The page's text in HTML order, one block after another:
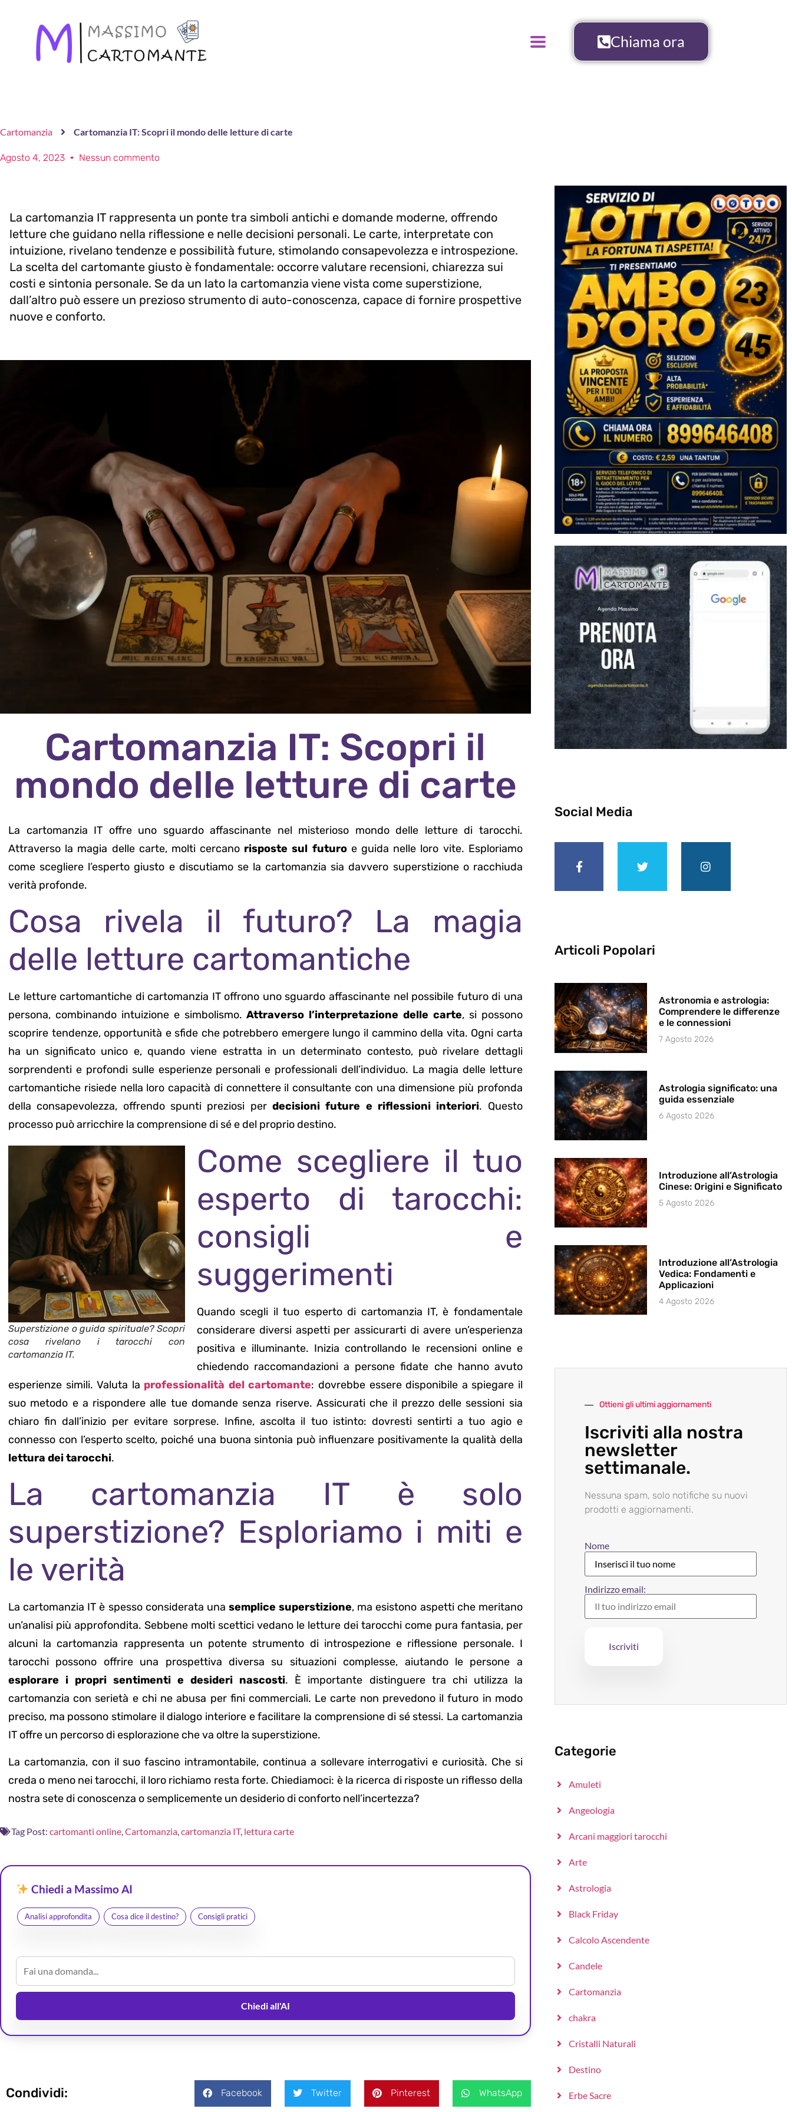
Chiama ora
Cartomanzia Cartomanzia IT: Scopri il mondo delle letture di carte
Agosto 4, 2023 Nessun commento
La cartomanzia IT rappresenta un ponte tra simboli antichi e domande moderne, offrendo
letture che guidano nella riflessione e nelle decisioni personali. Le carte, interpretate con
intuizione, rivelano tendenze e possibilità future, stimolando consapevolezza e introspezione.
La scelta del cartomante giusto è fondamentale: occorre valutare recensioni, chiarezza sui
costi e sintonia personale. Se da un lato la cartomanzia viene vista come superstizione,
dall’altro può essere un prezioso strumento di auto-conoscenza, capace di fornire prospettive
nuove e conforto.
Cartomanzia IT: Scopri il
mondo delle letture di carte
La cartomanzia IT offre uno sguardo affascinante nel misterioso mondo delle letture di tarocchi.
Attraverso la magia delle carte, molti cercano risposte sul futuroe guida nelle loro vite. Esploriamo
come scegliere l’esperto giusto e discutiamo se la cartomanzia sia davvero superstizione o racchiuda
verità profonde.
Cosa rivela il futuro? La magia
delle letture cartomantiche
Le letture cartomantiche di cartomanzia IT offrono uno sguardo affascinante nel possibile futuro di una
persona, combinando intuizione e simbolismo.Attraverso l’interpretazione delle carte, si possono
scoprire tendenze, opportunità e sfide che potrebbero emergere lungo il cammino della vita. Ogni carta
ha un significato unico e, quando viene estratta in un determinato contesto, può rivelare dettagli
sorprendenti e profondi sulle esperienze personali e professionali dell’individuo. La magia delle letture
cartomantiche risiede nella loro capacità di connettere il consultante con una dimensione più profonda
della consapevolezza, offrendo spunti preziosi perdecisioni future e riflessioni interiori. Questo
processo può arricchire la comprensione di sé e del proprio destino.
Superstizione o guida spirituale? Scopri
cosa rivelano i tarocchi con
cartomanzia IT.
Come scegliere il tuo
esperto di tarocchi:
consigli e
suggerimenti
Quando scegli il tuo esperto di cartomanzia IT, è fondamentale
considerare diversi aspetti per assicurarti di avere un’esperienza
positiva e illuminante. Inizia controllando le recensioni online e
chiedendo raccomandazioni a persone fidate che hanno avuto
esperienze simili. Valuta la professionalità del cartomante: dovrebbe essere disponibile a spiegare il
suo metodo e a rispondere alle tue domande senza riserve. Assicurati che il prezzo delle sessioni sia
chiaro fin dall’inizio per evitare sorprese. Infine, ascolta il tuo istinto: dovresti sentirti a tuo agio e
connesso con l’esperto scelto, poiché una buona sintonia può influenzare positivamente la qualità della
lettura dei tarocchi.
La cartomanzia IT è solo
superstizione? Esploriamo i miti e
le verità
La cartomanzia IT è spesso considerata una semplice superstizione, ma esistono aspetti che meritano
un’analisi più approfondita. Sebbene molti scettici vedano le letture dei tarocchi come pura fantasia, per
alcuni la cartomanzia rappresenta un potente strumento di introspezione e riflessione personale. I
tarocchi possono offrire una prospettiva diversa su situazioni complesse, aiutando le persone a
esplorare i propri sentimenti e desideri nascosti. È importante distinguere tra chi utilizza la
cartomanzia con serietà e chi ne abusa per fini commerciali. Le carte non prevedono il futuro in modo
preciso, ma possono stimolare il dialogo interiore e facilitare la comprensione di sé stessi. La cartomanzia
IT offre un percorso di esplorazione che va oltre la superstizione.
La cartomanzia, con il suo fascino intramontabile, continua a sollevare interrogativi e curiosità. Che si
creda o meno nei tarocchi, il loro richiamo resta forte. Chiediamoci: è la ricerca di risposte un riflesso della
nostra sete di conoscenza o semplicemente un desiderio di conforto nell’incertezza?
Tag Post: cartomanti online,Cartomanzia,cartomanzia IT, lettura carte
Chiedi a Massimo AI
Analisi approfondita Cosa dice il destino? Consigli pratici
Chiedi all'AI
Condividi: Facebook Twitter Pinterest WhatsApp
Social Media
Articoli Popolari
Astronomia e astrologia:
Comprendere le differenze
e le connessioni
7 Agosto 2026
Astrologia significato: una
guida essenziale
6 Agosto 2026
Introduzione all’Astrologia
Cinese: Origini e Significato
5 Agosto 2026
Introduzione all’Astrologia
Vedica: Fondamenti e
Applicazioni
4 Agosto 2026
Ottieni gli ultimi aggiornamenti
Iscriviti alla nostra
newsletter
settimanale.
Nessuna spam, solo notifiche su nuovi
prodotti e aggiornamenti.
Nome
Indirizzo email:
Categorie
Amuleti
Angeologia
Arcani maggiori tarocchi
Arte
Astrologia
Black Friday
Calcolo Ascendente
Candele
Cartomanzia
chakra
Cristalli Naturali
Destino
Erbe Sacre